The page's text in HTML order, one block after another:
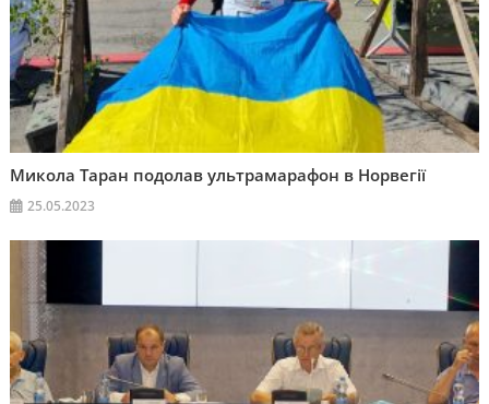
Микола Таран подолав ультрамарафон в Норвегії
25.05.2023